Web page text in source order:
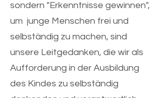
sondern "Erkenntnisse gewinnen",
um junge Menschen frei und
selbständig zu machen, sind
unsere Leitgedanken, die wir als
Aufforderung in der Ausbildung
des Kindes zu selbständig